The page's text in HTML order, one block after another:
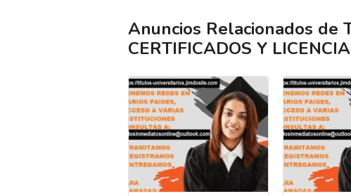
Anuncios Relacionados de
CERTIFICADOS Y